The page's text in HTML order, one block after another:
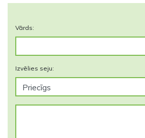
Vārds:
Izvēlies seju: